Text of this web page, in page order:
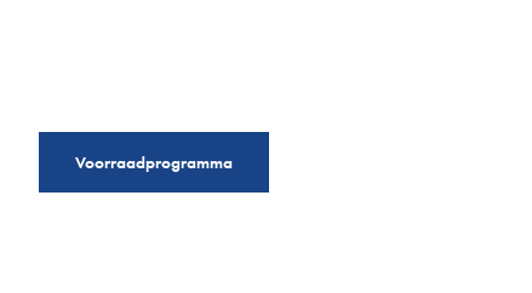
Voorraadprogramma